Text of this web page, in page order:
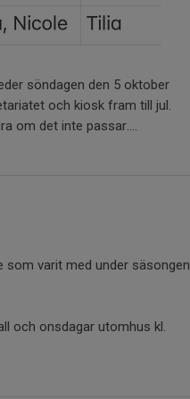
söndagen den 5 oktober
och kiosk fram till jul.
om det inte passar....
varit med under säsongen
och onsdagar utomhus kl.